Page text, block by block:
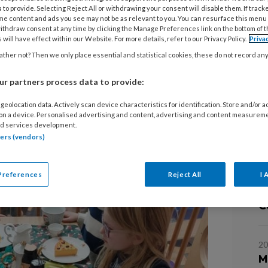
is aan een school met een
of een vrije school. Neem
school over? Of hou je vast aan
werkwijze? In het zesde en
we op bezoek bij het Jenaplan
Den Bosch.
to provide. Selecting Reject All or withdrawing your consent will disable them. If
content and ads you see may not be as relevant to you. You can resurface this
consent at any time by clicking the Manage Preferences link on the bottom of
will have effect within our Website. For more details, refer to our Privacy Policy.
not? Then we only place essential and statistical cookies, these do not record
partners process data to provide:
data. Actively scan device characteristics for identification. Store and/or
a device. Personalised advertising and content, advertising and content
services development.
(vendors)
Reject All I